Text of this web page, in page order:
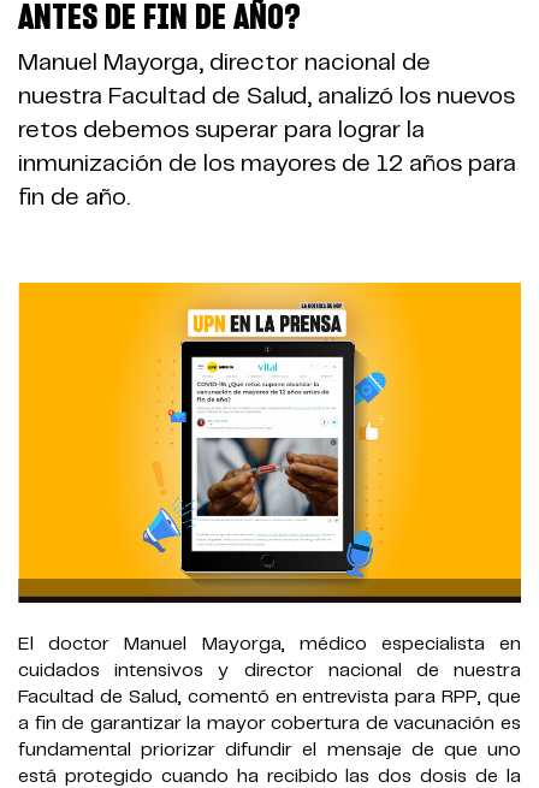
ANTES DE FIN DE AÑO?
Manuel Mayorga, director nacional de
nuestra Facultad de Salud, analizó los nuevos
retos debemos superar para lograr la
inmunización de los mayores de 12 años para
fin de año.
El doctor Manuel Mayorga, médico especialista en
cuidados intensivos y director nacional de nuestra
Facultad de Salud, comentó en entrevista para RPP, que
a fin de garantizar la mayor cobertura de vacunación es
fundamental priorizar difundir el mensaje de que uno
está protegido cuando ha recibido las dos dosis de la